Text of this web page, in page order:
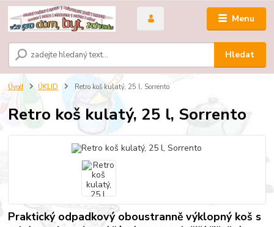
Menu
Hledat
Úvod ÚKLID Retro koš kulatý, 25 l, Sorrento
Retro koš kulatý, 25 l, Sorrento
Praktický odpadkový oboustranně výklopný koš s